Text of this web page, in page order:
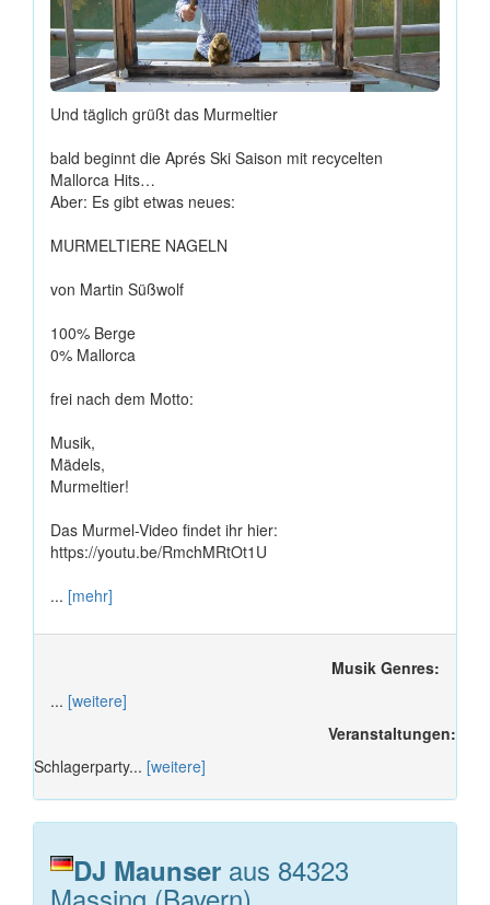
Und täglich grüßt das Murmeltier
bald beginnt die Aprés Ski Saison mit recycelten
Mallorca Hits…
Aber: Es gibt etwas neues:
MURMELTIERE NAGELN
von Martin Süßwolf
100% Berge
0% Mallorca
frei nach dem Motto:
Musik,
Mädels,
Murmeltier!
Das Murmel-Video findet ihr hier:
https://youtu.be/RmchMRtOt1U
... [mehr]
Musik Genres:
... [weitere]
Veranstaltungen:
Schlagerparty... [weitere]
DJ Maunser aus 84323